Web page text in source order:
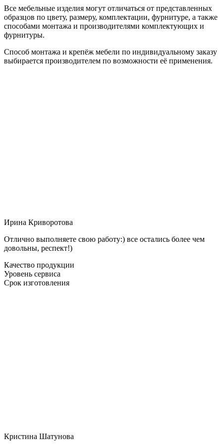
Все мебельные изделия могут отличаться от представленных
образцов по цвету, размеру, комплектации, фурнитуре, а также
способами монтажа и производителями комплектующих и
фурнитуры.
Способ монтажа и крепёж мебели по индивидуальному заказу
выбирается производителем по возможности её применения.
Ирина Криворотова
Отлично выполняете свою работу:) все остались более чем
довольны, респект!)
Качество продукции
Уровень сервиса
Срок изготовления
Кристина Шатунова